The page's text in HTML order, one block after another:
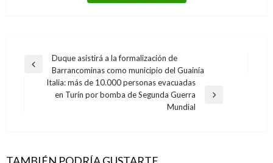
Navegación
entradas
Entrada
anterior
Duque asistirá a la formalización de
Barrancominas como municipio del Guainía
Entrada
Italia: más de 10.000 personas evacuadas
en Turín por bomba de Segunda Guerra
Mundial